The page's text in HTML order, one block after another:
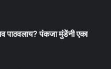
पाठवलाय? पंकजा मुंडेंनी एका